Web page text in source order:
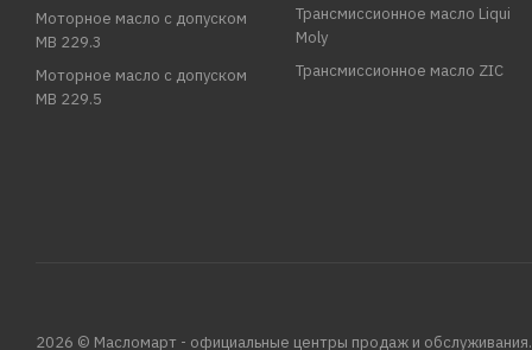
Моторное масло с допуском
MB 229.3
Моторное масло с допуском
MB 229.5
Трансмиссионное масло Liqui
Moly
Трансмиссионное масло ZIC
2026 © Масломарт - официальные центры продаж и обслуживания.